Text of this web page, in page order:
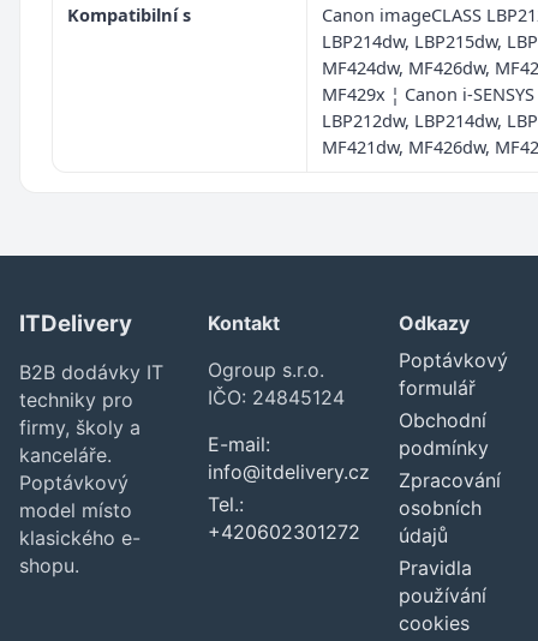
Kompatibilní s
Canon imageCLASS
LBP214dw, LBP215dw,
MF424dw, MF426dw,
MF429x ¦ Canon i-SENSYS
LBP212dw, LBP214dw,
MF421dw, MF426dw,
ITDelivery
B2B dodávky IT
techniky pro
firmy, školy a
kanceláře.
Poptávkový
model místo
klasického e-
shopu.
Kontakt
Ogroup s.r.o.
IČO: 24845124
E-mail:
info@itdelivery.cz
Tel.:
+420602301272
Odkazy
Poptávkový
formulář
Obchodní
podmínky
Zpracování
osobních
údajů
Pravidla
používání
cookies